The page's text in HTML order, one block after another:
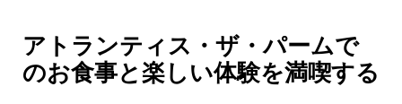
アトランティス・ザ・パームで
のお食事と楽しい体験を満喫する